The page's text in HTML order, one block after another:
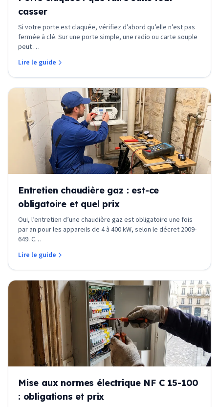
casser
Si votre porte est claquée, vérifiez d’abord qu’elle n’est pas
fermée à clé. Sur une porte simple, une radio ou carte souple
peut …
Lire le guide
Entretien chaudière gaz : est-ce
obligatoire et quel prix
Oui, l’entretien d’une chaudière gaz est obligatoire une fois
par an pour les appareils de 4 à 400 kW, selon le décret 2009-
649. C…
Lire le guide
Mise aux normes électrique NF C 15-100
: obligations et prix